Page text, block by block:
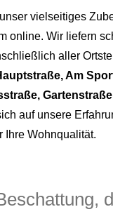
vielseitiges
online. Wir liefern
aller
Am
auf unsere
Ihre Wohnqualität.